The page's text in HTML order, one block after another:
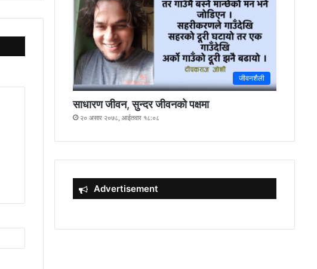
जीवनशैली
साधारण जीवन, सुन्दर जीवनको पक्षमा
२० असार २०७८, आईतवार १८:०८
Advertisement